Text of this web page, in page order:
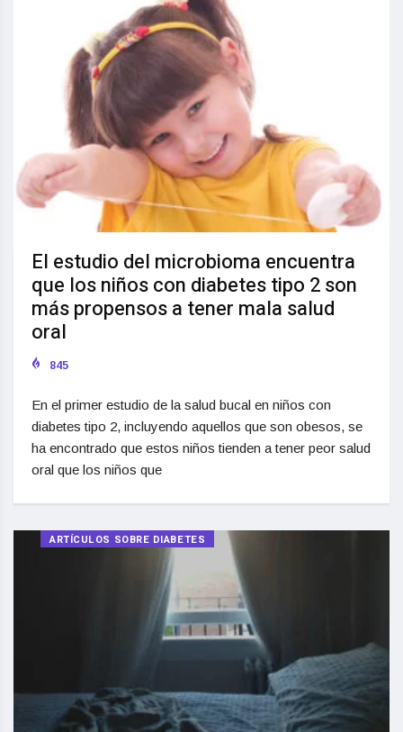
El estudio del microbioma encuentra
que los niños con diabetes tipo 2 son
más propensos a tener mala salud
oral
845
En el primer estudio de la salud bucal en niños con
diabetes tipo 2, incluyendo aquellos que son obesos, se
ha encontrado que estos niños tienden a tener peor salud
oral que los niños que
ARTÍCULOS SOBRE DIABETES